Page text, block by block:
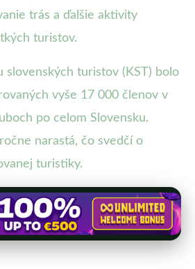
trás a ďalšie aktivity
turistov.
slovenských turistov (KST) bolo
vyše 17 000 členov v
po celom Slovensku.
narastá, čo svedčí o
turistiky.